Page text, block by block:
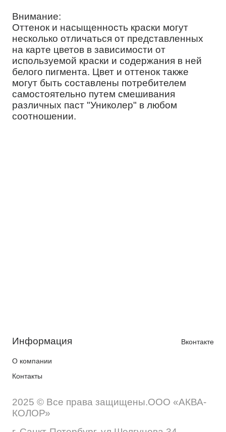
Внимание:
Оттенок и насыщенность краски могут
несколько отличаться от представленных
на карте цветов в зависимости от
используемой краски и содержания в ней
белого пигмента. Цвет и оттенок также
могут быть составлены потребителем
самостоятельно путем смешивания
различных паст "Униколер" в любом
соотношении.
Информация
О компании
Контакты
Вконтакте
2025 © Все права защищены.ООО «АКВА-
КОЛОР»